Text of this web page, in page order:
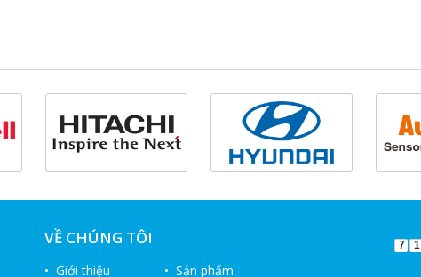
VỀ CHÚNG TÔI
• Giới thiệu • Sản phẩm
7 1